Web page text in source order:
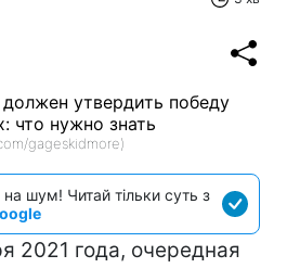
gageskidmore)
шум! Читай тільки суть з
2021 года, очередная